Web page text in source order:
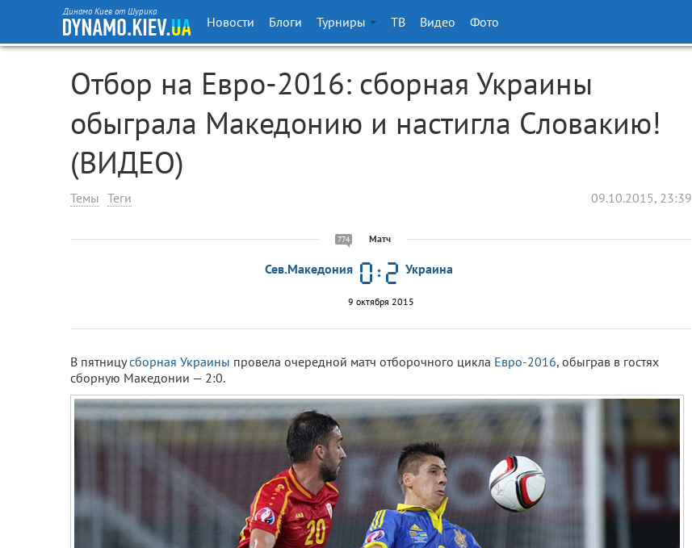
Динамо Киев от Шурика
Новости Блоги Турниры ТВ Видео Фото
Отбор на Евро-2016: сборная Украины
обыграла Македонию и настигла Словакию!
(ВИДЕО)
Темы Теги 09.10.2015, 23:39
774 Матч
Сев.Македония Украина
9 октября 2015
В пятницусборная Украины провела очередной матч отборочного цикла Евро-2016, обыграв в гостях
сборную Македонии — 2:0.